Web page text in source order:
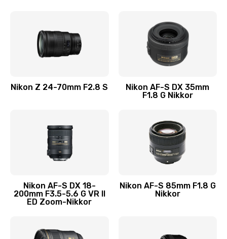
Nikon Z 24-70mm F2.8 S
Nikon AF-S DX 35mm
F1.8 G Nikkor
Nikon AF-S DX 18-
200mm F3.5-5.6 G VR II
ED Zoom-Nikkor
Nikon AF-S 85mm F1.8 G
Nikkor